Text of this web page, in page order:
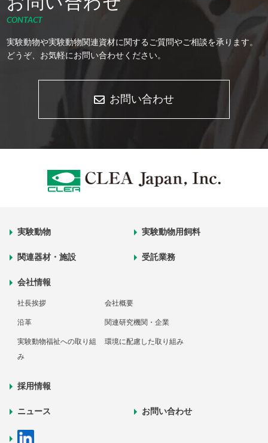
CONTACT
実験動物や実験動物関連資材に関するご質問やご相談を承ります。
どうぞ、お気軽にお問い合わせください。
お問い合わせ
実験動物 実験動物用飼料
関連器材・施設 受託業務
会社情報
社長挨拶 会社概要
沿革 関連研究機関・企業
実験動物福祉への取り組
み
環境に配慮した取り組み
採用情報
ニュース お問い合わせ